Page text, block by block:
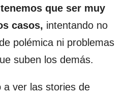
tenemos que ser muy
casos, intentando no
polémica ni problemas
suben los demás.
a ver las stories de